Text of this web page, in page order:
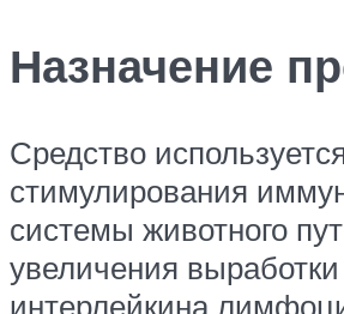
Назначение
Средство
стимулирования
системы животного
увеличения выработки
интерлейкина